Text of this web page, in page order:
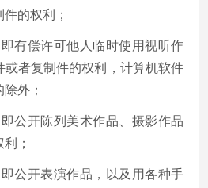
的权利；
即有偿许可他人临时使用视听作
或者复制件的权利，计算机软件
外；
即公开陈列美术作品、摄影作品
；
即公开表演作品，以及用各种手